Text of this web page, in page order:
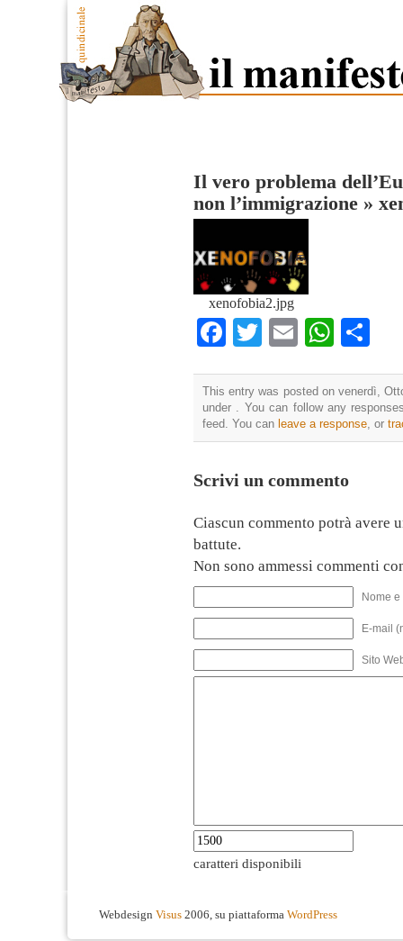
Il vero problema
non l’immigrazione »
xenofobia2.jpg
Facebook
TwitterEmail
This entry was posted on venerdì,
under . You can follow any
feed. You can leave a response, or
Scrivi un commento
Ciascun commento potrà avere
battute.
Non sono ammessi commenti
Nome
E-mail
Sito
caratteri disponibili
Webdesign Visus 2006, su piattaforma WordPress